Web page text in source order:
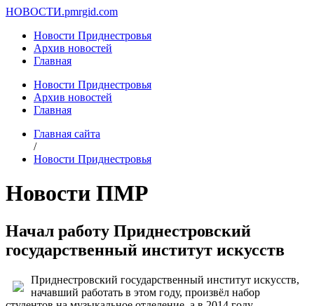
НОВОСТИ.pmrgid.com
Новости Приднестровья
Архив новостей
Главная
Новости Приднестровья
Архив новостей
Главная
Главная сайта
/
Новости Приднестровья
Новости ПМР
Начал работу Приднестровский
государственный институт искусств
Приднестровский государственный институт искусств,
начавший работать в этом году, произвёл набор